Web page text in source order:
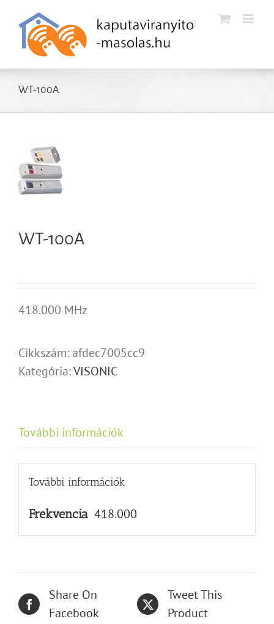
Kihagyás
WT-100A
WT-100A
418.000 MHz
Cikkszám: afdec7005cc9
Kategória:VISONIC
További információk
További információk
Frekvencia 418.000
Share On
Facebook
Tweet This
Product